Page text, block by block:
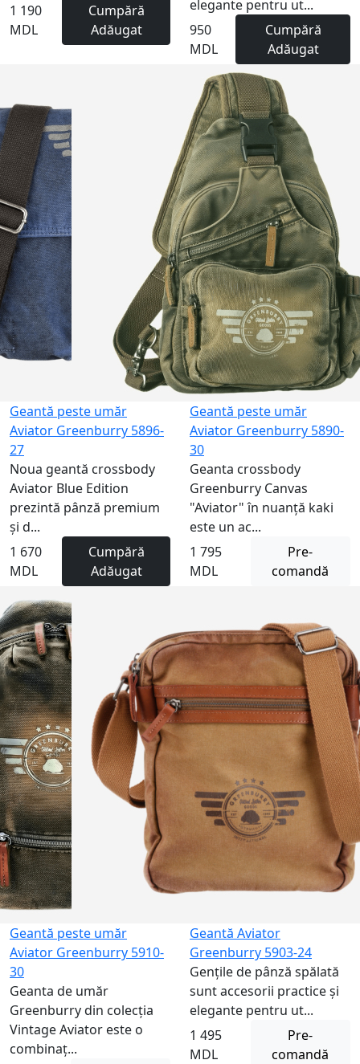
1 190
MDL
Cumpără
Adăugat
elegante pentru ut...
950
MDL
Cumpără
Adăugat
Geantă peste umăr
Aviator Greenburry 5896-
27
Noua geantă crossbody
Aviator Blue Edition
prezintă pânză premium
și d...
1 670
MDL
Cumpără
Adăugat
Geantă peste umăr
Aviator Greenburry 5890-
30
Geanta crossbody
Greenburry Canvas
"Aviator" în nuanță kaki
este un ac...
1 795
MDL
Pre-
comandă
disponibil
Geantă peste umăr
Aviator Greenburry 5910-
30
Geanta de umăr
Greenburry din colecția
Vintage Aviator este o
combinaț...
Geantă Aviator
Greenburry 5903-24
Gențile de pânză spălată
sunt accesorii practice și
elegante pentru ut...
1 495
MDL
Pre-
comandă